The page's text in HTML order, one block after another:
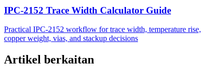
IPC-2152 Trace Width Calculator Guide
Practical IPC-2152 workflow for trace width, temperature rise,
copper weight, vias, and stackup decisions
Artikel berkaitan